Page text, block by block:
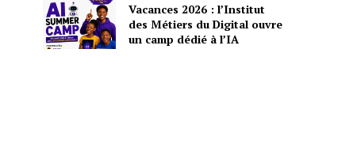
Vacances 2026 : l’Institut
des Métiers du Digital ouvre
un camp dédié à l’IA